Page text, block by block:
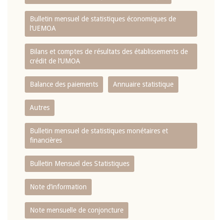
Bulletin mensuel de statistiques économiques de
l‘UEMOA
Bilans et comptes de résultats des établissements de
crédit de l‘UMOA
Balance des paiements Annuaire statistique
Autres
Bulletin mensuel de statistiques monétaires et
financières
Bulletin Mensuel des Statistiques
Note d’information
Note mensuelle de conjoncture